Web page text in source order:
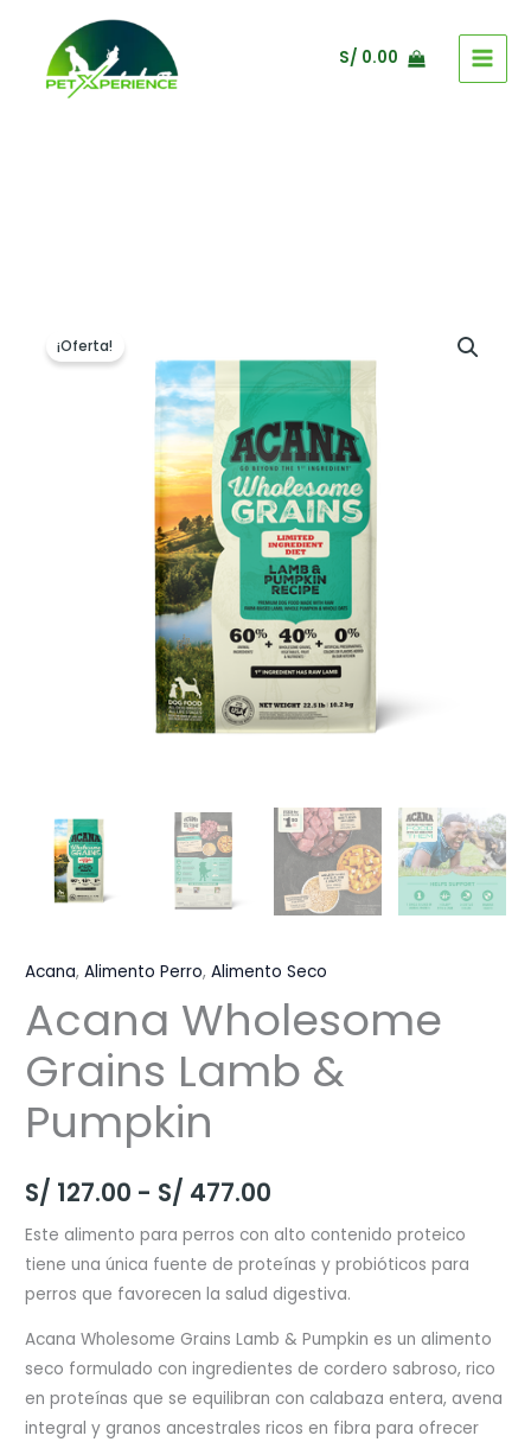
contenido
S/ 0.00
¡Oferta!
Acana,Alimento Perro,Alimento Seco
Acana Wholesome
Grains Lamb &
Pumpkin
S/ 127.00 - S/ 477.00
de
precios:
desde
S/ 127.00
hasta
Este alimento para perros con alto contenido proteico
tiene una única fuente de proteínas y probióticos para
perros que favorecen la salud digestiva.
Acana Wholesome Grains Lamb & Pumpkin es un alimento
seco formulado con ingredientes de cordero sabroso, rico
en proteínas que se equilibran con calabaza entera, avena
integral y granos ancestrales ricos en fibra para ofrecer